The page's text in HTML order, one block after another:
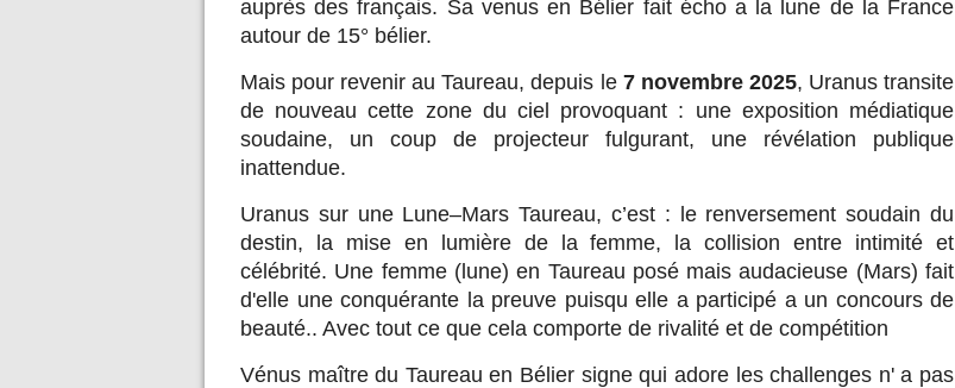
auprès des français. Sa venus en Bélier fait écho a la lune de la France
autour de 15° bélier.
Mais pour revenir au Taureau, depuis le 7 novembre 2025, Uranus transite
de nouveau cette zone du ciel provoquant : une exposition médiatique
soudaine, un coup de projecteur fulgurant, une révélation publique
inattendue.
Uranus sur une Lune–Mars Taureau, c’est : le renversement soudain du
destin, la mise en lumière de la femme, la collision entre intimité et
célébrité. Une femme (lune) en Taureau posé mais audacieuse (Mars) fait
d'elle une conquérante la preuve puisqu elle a participé a un concours de
beauté.. Avec tout ce que cela comporte de rivalité et de compétition
Vénus maître du Taureau en Bélier signe qui adore les challenges n' a pas